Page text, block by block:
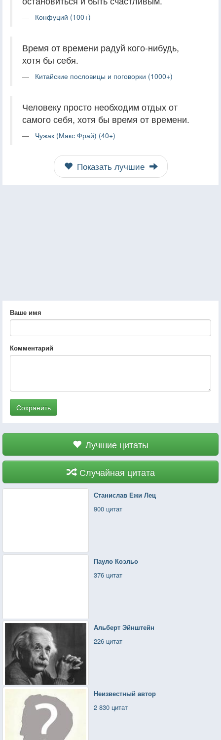
Конфуций (100+)
Время от времени радуй кого-нибудь,
хотя бы себя.
Китайские пословицы и поговорки (1000+)
Человеку просто необходим отдых от
самого себя, хотя бы время от времени.
Чужак (Макс Фрай) (40+)
Показать лучшие
Ваше имя
Комментарий
Сохранить
Лучшие цитаты
Случайная цитата
Станислав Ежи Лец
900 цитат
Пауло Коэльо
376 цитат
Альберт Эйнштейн
226 цитат
Неизвестный автор
2 830 цитат